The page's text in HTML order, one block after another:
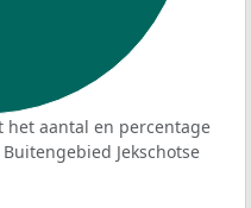
het aantal en percentage
Jekschotse